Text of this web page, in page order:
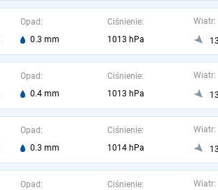
Opad:
0.3 mm
Ciśnienie:
1013 hPa
Wiatr:
Opad:
0.4 mm
Ciśnienie:
1013 hPa
Wiatr:
Opad:
0.3 mm
Ciśnienie:
1014 hPa
Wiatr:
Opad:
Ciśnienie:
Wiatr: